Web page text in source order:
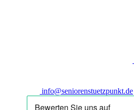
info@seniorenstuetzpunkt.de